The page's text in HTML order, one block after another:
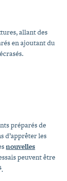
allant des
en ajoutant du
écrasés.
préparés de
d’apprêter les
nouvelles
peuvent être
.